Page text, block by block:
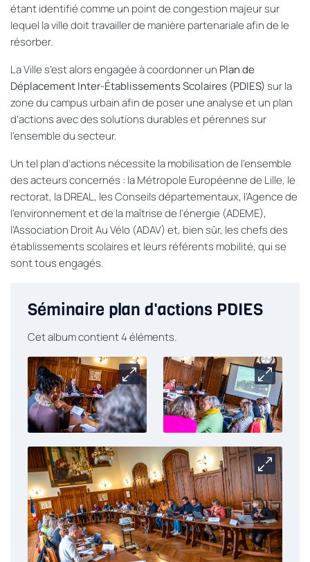
étant identifié comme un point de congestion majeur sur
lequel la ville doit travailler de manière partenariale afin de le
résorber.
La Ville s’est alors engagéeàcoordonner un Plan de
Déplacement Inter-Établissements Scolaires (PDIES)sur la
zone du campus urbain afin de poser une analyse et un plan
d’actions avec des solutions durables et pérennes sur
l’ensemble dusecteur.
Un tel plan d’actions nécessite la mobilisation de l’ensemble
des acteurs concernés : la Métropole Européenne de Lille, le
rectorat, la DREAL, les Conseils départementaux, l’Agence de
l'environnement et de la maîtrise de l'énergie (ADEME),
l’Association Droit Au Vélo (ADAV) et, bien sûr, les chefs des
établissements scolaires et leurs référents mobilité, qui se
sont tous engagés.
Séminaire plan d'actions PDIES
Cet album contient 4 éléments.
Carrousel